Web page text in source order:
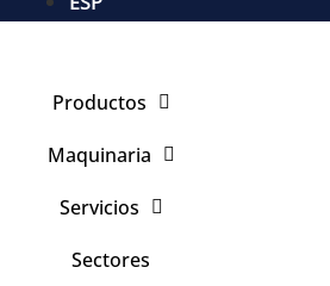
Productos
Maquinaria
Servicios
Sectores